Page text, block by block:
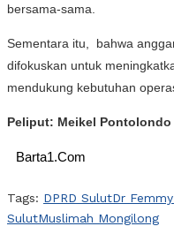
bersama-sama.
Sementara itu, bahwa
difokuskan untuk
mendukung kebutuhan
Peliput: Meikel Pontolondo
Barta1.Com
Tags: DPRD SulutDr
SulutMuslimah Mongilong